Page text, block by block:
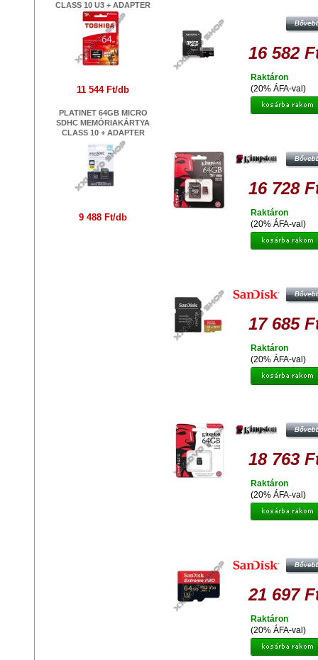
CLASS 10 U3 + ADAPTER
11 544 Ft/db
PLATINET 64GB MICRO
SDHC MEMÓRIAKÁRTYA
CLASS 10 + ADAPTER
9 488 Ft/db
CLASS 10 + ADAPTER
16 582
(20% ÁFA-val)
Raktáron
(90/80 MB/S) + ADAPTER
16 728
(20% ÁFA-val)
Raktáron
10 (90/40 MB/S) + ADAPTER
17 685
(20% ÁFA-val)
Raktáron
TEMP (90/45 MB/S)
18 763
(20% ÁFA-val)
Raktáron
CLASS 10 U3 V30 UHS-I +
21 697
(20% ÁFA-val)
Raktáron